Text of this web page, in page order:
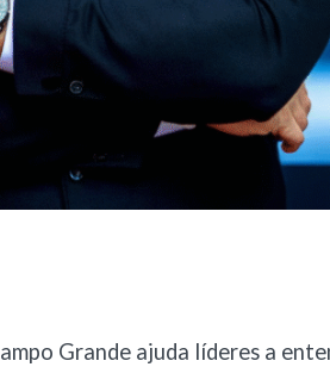
Grande ajuda líderes a